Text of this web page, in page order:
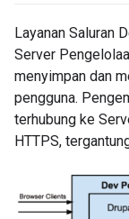
Layanan Saluran
Server
menyimpan dan
pengguna.
terhubung ke
HTTPS,